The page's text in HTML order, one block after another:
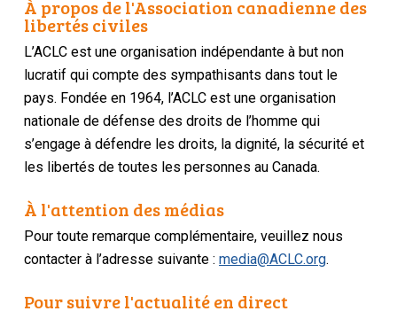
À propos de l'Association canadienne des
libertés civiles
L’ACLC est une organisation indépendante à but non
lucratif qui compte des sympathisants dans tout le
pays. Fondée en 1964, l’ACLC est une organisation
nationale de défense des droits de l’homme qui
s’engage à défendre les droits, la dignité, la sécurité et
les libertés de toutes les personnes au Canada.
À l'attention des médias
Pour toute remarque complémentaire, veuillez nous
contacter à l’adresse suivante :media@ACLC.org.
Pour suivre l'actualité en direct